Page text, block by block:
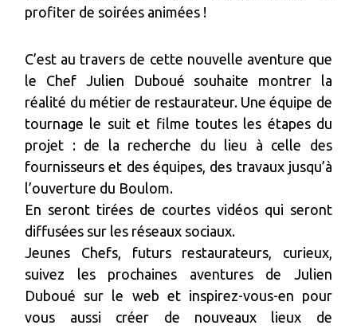
profiter de soirées animées !
C’est au travers de cette nouvelle aventure que
le Chef Julien Duboué souhaite montrer la
réalité du métier de restaurateur. Une équipe de
tournage le suit et filme toutes les étapes du
projet : de la recherche du lieu à celle des
fournisseurs et des équipes, des travaux jusqu’à
l’ouverture du Boulom.
En seront tirées de courtes vidéos qui seront
diffusées sur les réseaux sociaux.
Jeunes Chefs, futurs restaurateurs, curieux,
suivez les prochaines aventures de Julien
Duboué sur le web et inspirez-vous-en pour
vous aussi créer de nouveaux lieux de